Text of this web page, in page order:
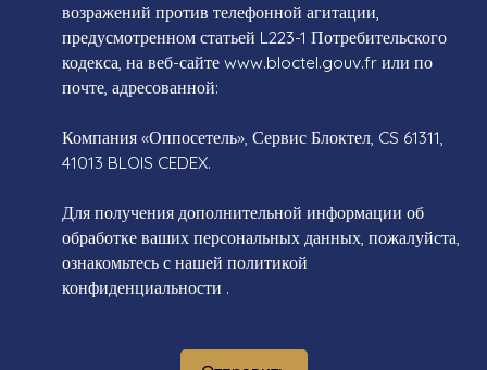
возражений против телефонной агитации,
предусмотренном статьей L223-1 Потребительского
кодекса, на веб-сайте www.bloctel.gouv.fr или по
почте, адресованной:
Компания «Оппосетель», Сервис Блоктел, CS 61311,
41013 BLOIS CEDEX.
Для получения дополнительной информации об
обработке ваших персональных данных, пожалуйста,
ознакомьтесь с нашей политикой
конфиденциальности .